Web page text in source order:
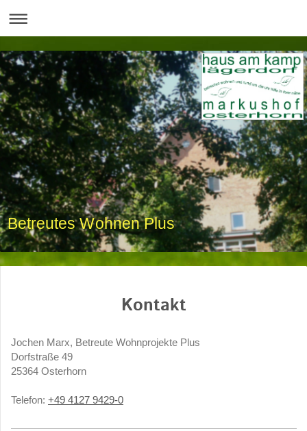
Betreutes Wohnen Plus
Kontakt
Jochen Marx, Betreute Wohnprojekte Plus
Dorfstraße 49
25364 Osterhorn
Telefon: +49 4127 9429-0